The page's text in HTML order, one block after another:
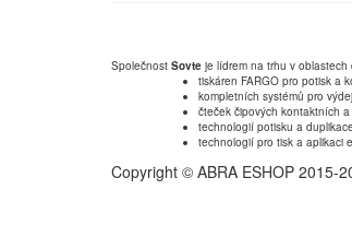
Společnost Sovte je lídrem na trhu v
tiskáren FARGO pro potisk a
kompletních systémů pro
čteček čipových kontaktních
technologií potisku a
technologií pro tisk a aplikaci
Copyright © ABRA ESHOP 2015-